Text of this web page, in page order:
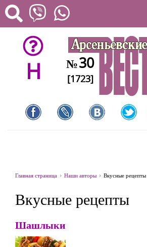
H №30
[1723]
Главная страница Наши авторы Вкусные рецепты
Вкусные рецепты
Шашлыки